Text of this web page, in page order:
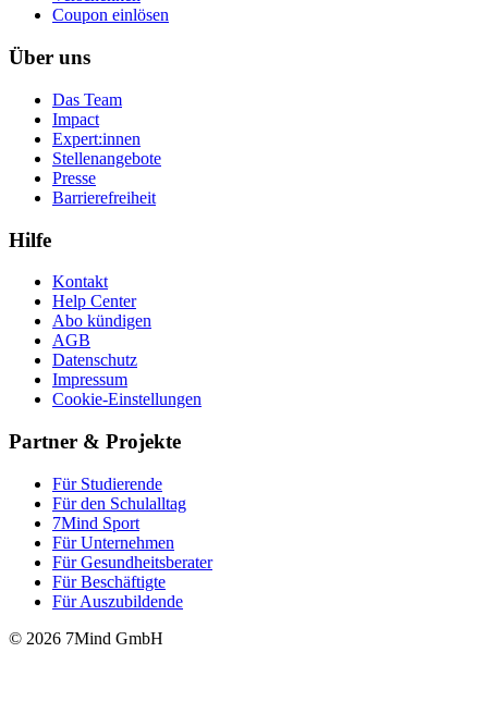
Coupon einlösen
Über uns
Das Team
Impact
Expert:innen
Stellenangebote
Presse
Barrierefreiheit
Hilfe
Kontakt
Help Center
Abo kündigen
AGB
Datenschutz
Impressum
Cookie-Einstellungen
Partner & Projekte
Für Stu­die­rende
Für den Schulalltag
7Mind Sport
Für Unter­neh­men
Für Gesund­heits­be­ra­ter
Für Beschäftigte
Für Auszubildende
© 2026 7Mind GmbH